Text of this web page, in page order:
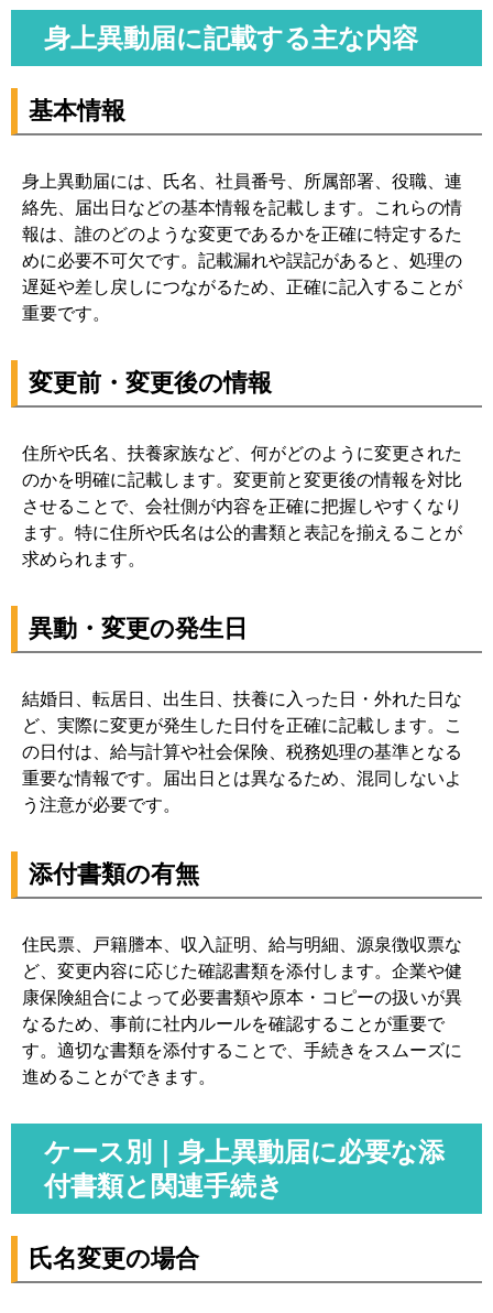
身上異動届に記載する主な内容
基本情報
身上異動届には、氏名、社員番号、所属部署、役職、連
絡先、届出日などの基本情報を記載します。これらの情
報は、誰のどのような変更であるかを正確に特定するた
めに必要不可欠です。記載漏れや誤記があると、処理の
遅延や差し戻しにつながるため、正確に記入することが
重要です。
変更前・変更後の情報
住所や氏名、扶養家族など、何がどのように変更された
のかを明確に記載します。変更前と変更後の情報を対比
させることで、会社側が内容を正確に把握しやすくなり
ます。特に住所や氏名は公的書類と表記を揃えることが
求められます。
異動・変更の発生日
結婚日、転居日、出生日、扶養に入った日・外れた日な
ど、実際に変更が発生した日付を正確に記載します。こ
の日付は、給与計算や社会保険、税務処理の基準となる
重要な情報です。届出日とは異なるため、混同しないよ
う注意が必要です。
添付書類の有無
住民票、戸籍謄本、収入証明、給与明細、源泉徴収票な
ど、変更内容に応じた確認書類を添付します。企業や健
康保険組合によって必要書類や原本・コピーの扱いが異
なるため、事前に社内ルールを確認することが重要で
す。適切な書類を添付することで、手続きをスムーズに
進めることができます。
ケース別｜身上異動届に必要な添
付書類と関連手続き
氏名変更の場合